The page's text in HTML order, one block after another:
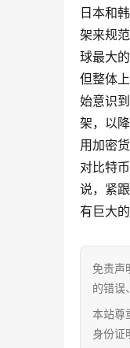
日本和
架来规
球最大
但整体
始意识
架，以
用加密
对比特
说，紧
有巨大
免责声
的错误
本站尊
身份证